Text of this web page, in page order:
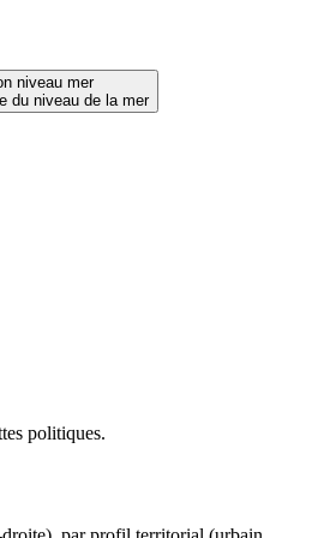
niveau mer
du niveau de la mer
politiques.